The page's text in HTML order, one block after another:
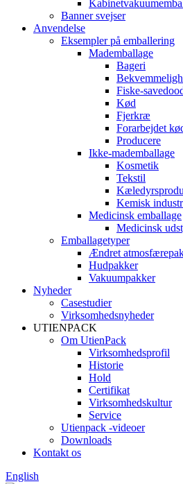
Banner svejser
Anvendelse
Eksempler på emballering
Mademballage
Bageri
Fiske-
Kød
Fjerkræ
Forarbejdet
Producere
Ikke-mademballage
Kosmetik
Tekstil
Kemisk
Medicinsk emballage
Medicinsk
Emballagetyper
Ændret
Hudpakker
Vakuumpakker
Nyheder
Casestudier
Virksomhedsnyheder
UTIENPACK
Om UtienPack
Virksomhedsprofil
Historie
Hold
Certifikat
Virksomhedskultur
Service
Utienpack -videoer
Downloads
Kontakt os
English